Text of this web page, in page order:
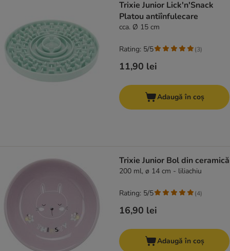
Trixie Junior Lick'n'Snack
Platou antiînfulecare
cca. Ø 15 cm
11,90 lei
Rating: 5/5 (3)
Adaugă în coș
Trixie Junior Bol din ceramică
200 ml, ø 14 cm - liliachiu
16,90 lei
Rating: 5/5 (4)
Adaugă în coș